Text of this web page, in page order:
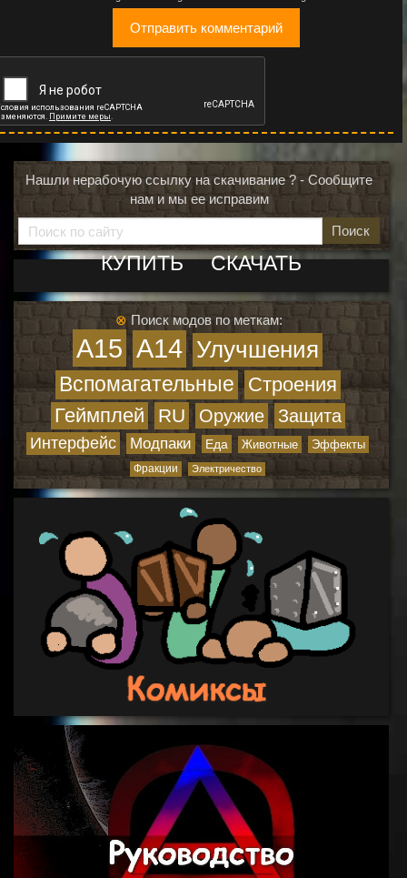
Нашли нерабочую ссылку на скачивание ? - Сообщите
нам и мы ее исправим
Поиск
КУПИТЬ СКАЧАТЬ
⊗ Поиск модов по меткам:
A15 A14 Улучшения
Вспомагательные Строения
Геймплей RU Оружие Защита
Интерфейс Модпаки Еда Животные Эффекты
Фракции Электричество